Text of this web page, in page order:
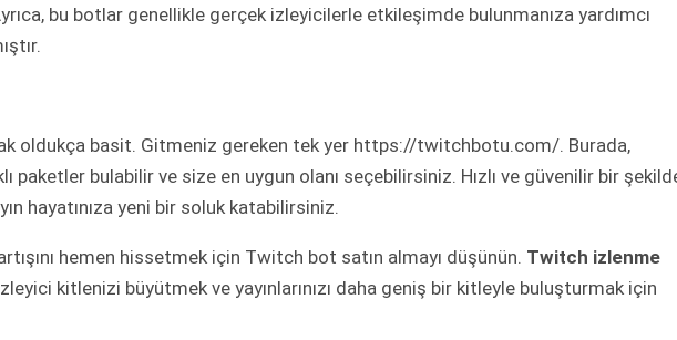
bu botlar genellikle gerçek izleyicilerle etkileşimde bulunmanıza yardımcı
oldukça basit. Gitmeniz gereken tek yer https://twitchbotu.com/. Burada,
paketler bulabilir ve size en uygun olanı seçebilirsiniz. Hızlı ve güvenilir bir
hayatınıza yeni bir soluk katabilirsiniz.
hemen hissetmek için Twitch bot satın almayı düşünün. Twitch izlenme
kitlenizi büyütmek ve yayınlarınızı daha geniş bir kitleyle buluşturmak için